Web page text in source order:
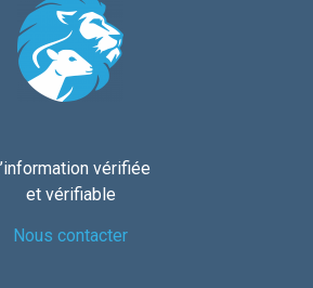
vérifiée
et vérifiable
Nous contacter